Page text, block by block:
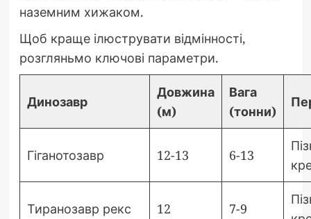
наземним хижаком.
Щоб краще ілюструвати відмінності,
розгляньмо ключові параметри.
Динозавр
Довжина
(м)
Вага
(тонни)
Гіганотозавр 12-13 6-13
Тиранозавр рекс 12 7-9